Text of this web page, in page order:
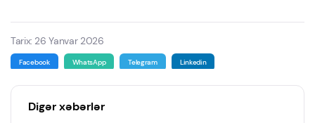
Tarix: 26 Yanvar 2026
Facebook WhatsApp Telegram Linkedin
Digər xəbərlər